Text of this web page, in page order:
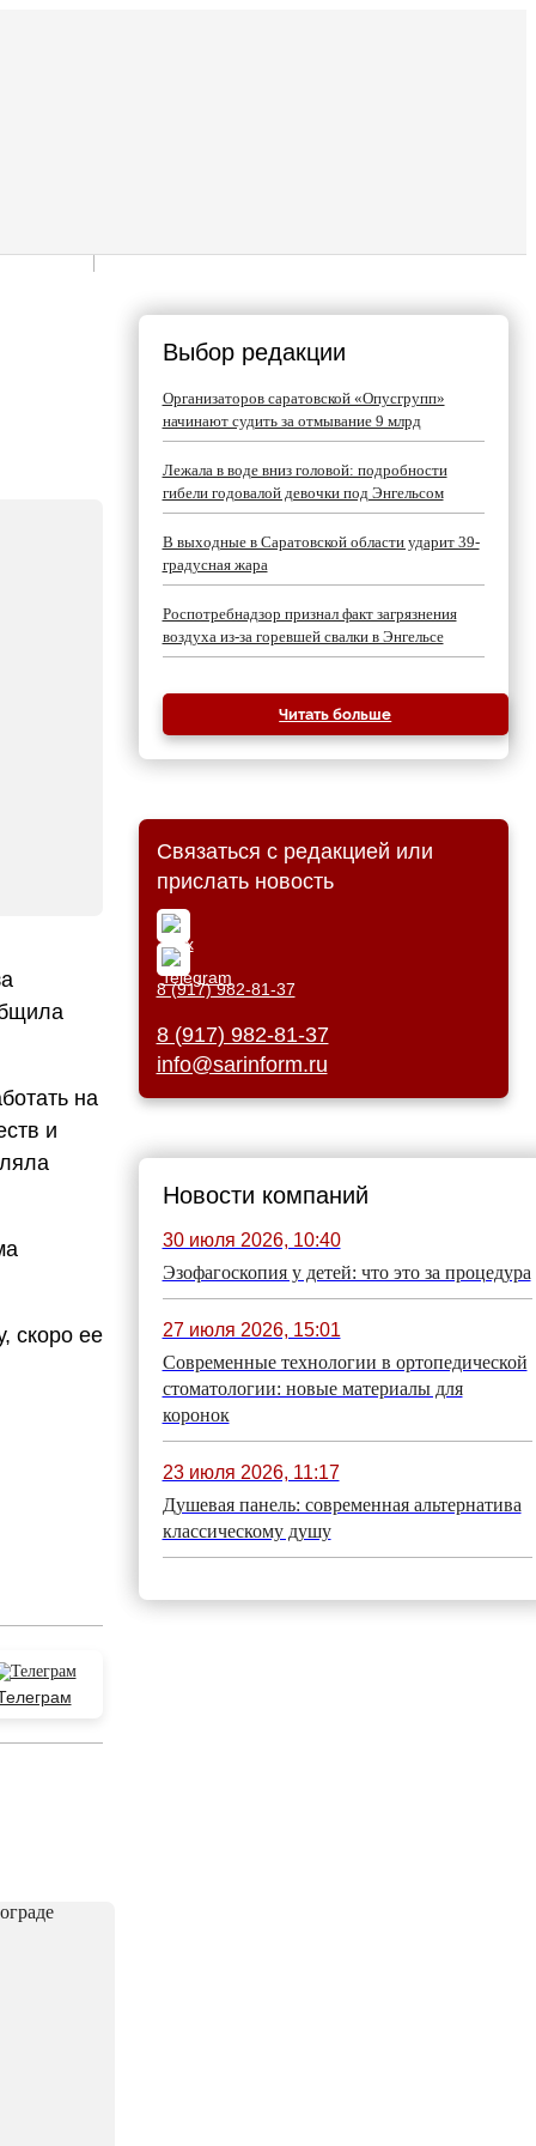
на
и
скоро ее
Выбор редакции
Организаторов саратовской «Опусгрупп»
начинают судить за отмывание 9 млрд
Лежала в воде вниз головой: подробности
гибели годовалой девочки под Энгельсом
В выходные в Саратовской области ударит 39-
градусная жара
Роспотребнадзор признал факт загрязнения
воздуха из-за горевшей свалки в Энгельсе
Читать больше
Связаться с редакцией или
прислать новость
8 (917) 982-81-37
8 (917) 982-81-37
info@sarinform.ru
Новости компаний
30 июля 2026, 10:40
Эзофагоскопия у детей: что это за процедура
27 июля 2026, 15:01
Современные технологии в ортопедической
стоматологии: новые материалы для
коронок
23 июля 2026, 11:17
Душевая панель: современная альтернатива
классическому душу